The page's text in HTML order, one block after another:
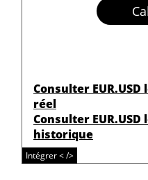
Consulter
réel
Consulter
historique
Intégrer < />